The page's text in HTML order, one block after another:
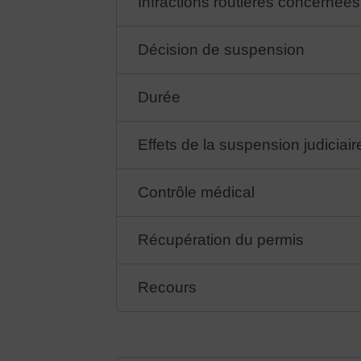
Décision de suspension
Durée
Effets de la suspension
Contrôle médical
Récupération du permis
Recours